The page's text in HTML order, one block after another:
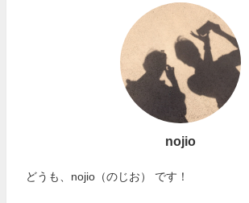
nojio
どうも、nojio（のじお） です！